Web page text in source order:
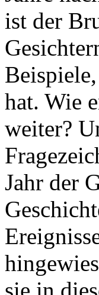
ist der
hat. Wie
weiter?
Jahr der
sie in